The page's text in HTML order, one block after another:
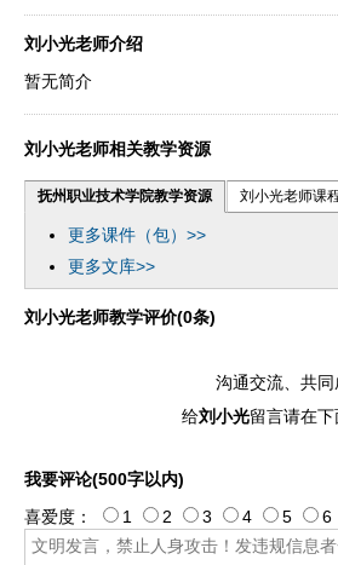
刘小光老师介绍
暂无简介
刘小光老师相关教学资源
抚州职业技术学院教学资源 刘小光老师课
更多课件（包）>>
更多文库>>
刘小光老师教学评价(0条)
沟通交流、共
给刘小光留言请在
我要评论(500字以内)
喜爱度： 1 2 3 4 5 6